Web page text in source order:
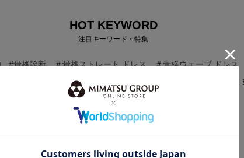
HOT KEYWORD
注目キーワード・特集
#骨格診断 ＃骨格ストレート ドレス ＃骨格ウェーブ ドレス
#パーソナルカラー診断
#新作ステージドレス #パーティードレス セール特集